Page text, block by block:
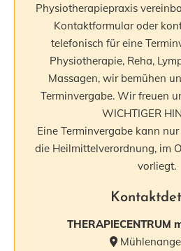
Physiotherapiepraxis
Kontaktformular oder
telefonisch für eine
Physiotherapie, Reha,
Massagen, wir bemühen
Terminvergabe. Wir freuen
WICHTIGER
Eine Terminvergabe kann
die Heilmittelverordnung, im
vorliegt.
THERAPIECENTRUM
